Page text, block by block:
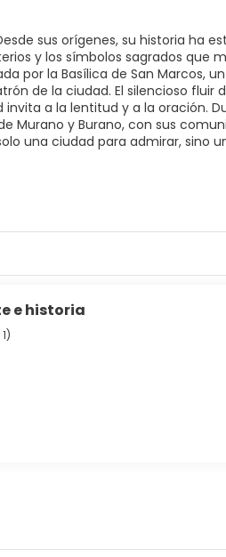
sus orígenes, su historia ha
y los símbolos sagrados que
por la Basílica de San Marcos,
de la ciudad. El silencioso fluir
a la lentitud y a la oración.
Murano y Burano, con sus
una ciudad para admirar, sino
e historia
)